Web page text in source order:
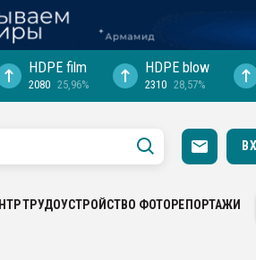
HDPE film
2080 25,96%
HDPE blow
2310 28,57%
ТРУДОУСТРОЙСТВО ФОТОРЕПОРТАЖИ